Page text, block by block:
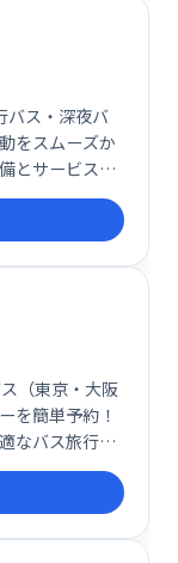
バス・深夜バ
をスムーズか
とサービス
移動を実現
（東京・大阪
を簡単予約！
なバス旅行プ
ムーズに予約